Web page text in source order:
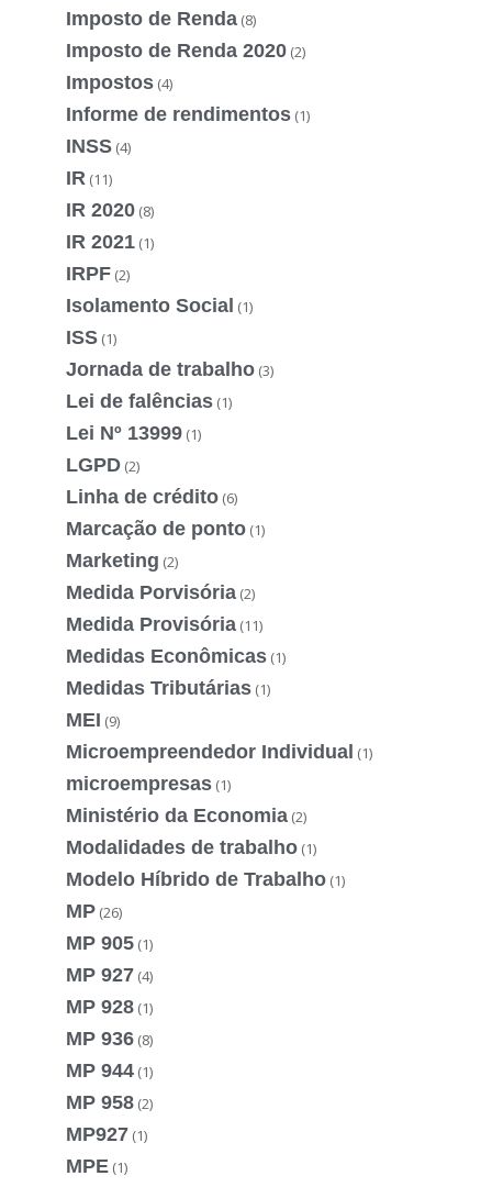
Imposto de Renda (8)
Imposto de Renda 2020 (2)
Impostos (4)
Informe de rendimentos (1)
INSS (4)
IR (11)
IR 2020 (8)
IR 2021 (1)
IRPF (2)
Isolamento Social (1)
ISS (1)
Jornada de trabalho (3)
Lei de falências (1)
Lei Nº 13999 (1)
LGPD (2)
Linha de crédito (6)
Marcação de ponto (1)
Marketing (2)
Medida Porvisória (2)
Medida Provisória (11)
Medidas Econômicas (1)
Medidas Tributárias (1)
MEI (9)
Microempreendedor Individual (1)
microempresas (1)
Ministério da Economia (2)
Modalidades de trabalho (1)
Modelo Híbrido de Trabalho (1)
MP (26)
MP 905 (1)
MP 927 (4)
MP 928 (1)
MP 936 (8)
MP 944 (1)
MP 958 (2)
MP927 (1)
MPE (1)